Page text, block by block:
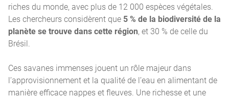
riches du monde, avec plus de 12 000 espèces végétales.
Les chercheurs considèrent que 5 % de la biodiversité de la
planète se trouve dans cette région, et 30 % de celle du
Brésil.
Ces savanes immenses jouent un rôle majeur dans
l’approvisionnement et la qualité de l’eau en alimentant de
manière efficace nappes et fleuves. Une richesse et une